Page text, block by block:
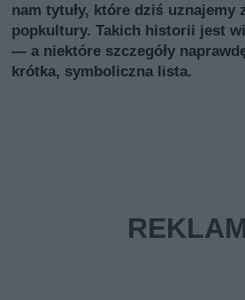
nam tytuły, które dziś
popkultury. Takich historii jest
— a niektóre szczegóły
krótka, symboliczna lista.